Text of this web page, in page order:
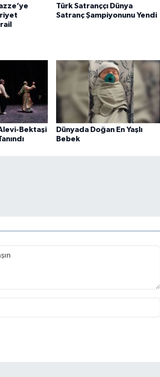
Türk Satranççı Dünya
Satranç Şampiyonunu Yendi
Bektaşi
Dünyada Doğan En Yaşlı
Bebek